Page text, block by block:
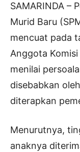
SAMARINDA –
Murid Baru
mencuat pada
Anggota Komisi
menilai
disebabkan
diterapkan
Menurutnya,
anaknya